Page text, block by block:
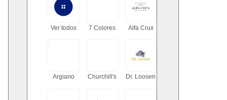
Ver todos 7 Colores Alfa Crux
Argiano Churchill's Dr. Loosen